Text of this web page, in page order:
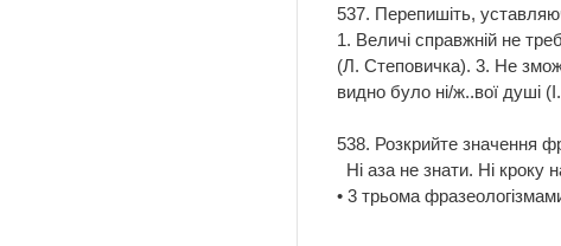
537. Перепишіть,
1. Величі справжній не
(Л. Степовичка). 3. Не
видно було ні/ж..вої душі
538. Розкрийте значення
Ні аза не знати. Ні кроку
• 3 трьома